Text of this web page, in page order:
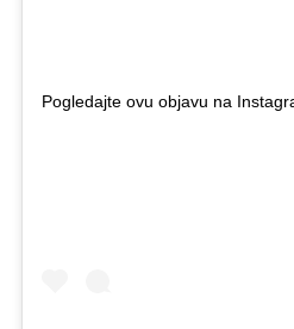
Pogledajte ovu objavu na